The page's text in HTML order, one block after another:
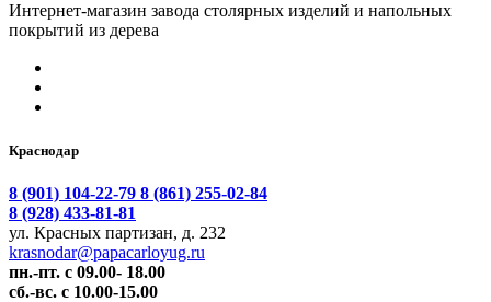
Интернет-магазин завода столярных изделий и напольных
покрытий из дерева
Краснодар
8 (901) 104-22-79 8 (861) 255-02-84
8 (928) 433-81-81
ул. Красных партизан, д. 232
krasnodar@papacarloyug.ru
пн.-пт. с 09.00- 18.00
сб.-вс. с 10.00-15.00